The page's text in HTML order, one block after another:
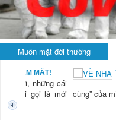
Muôn mặt đời thường
NAM MẤT!
“Xời, những cái
mới gọi là mới cùng” của